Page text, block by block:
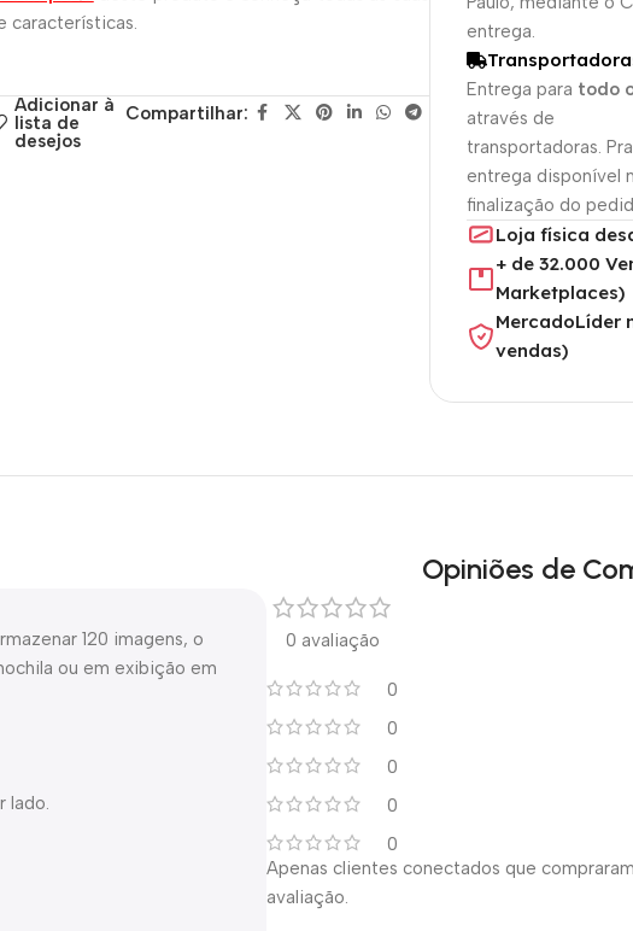
características.
Adicionar à
lista de
desejos
Compartilhar:
entrega.
Entrega para todo
através de
transportadoras.
entrega disponível
finalização do
Loja física
+ de 32.000
Marketplaces)
MercadoLíder
vendas)
120 imagens, o
ou em exibição em
lado.
Opiniões de
0 avaliação
0
0
0
0
0
Apenas clientes conectados que
avaliação.